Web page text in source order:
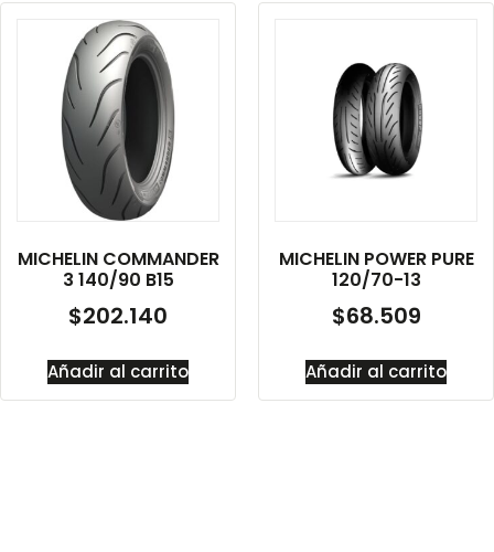
MICHELIN COMMANDER
3 140/90 B15
$202.140
Añadir al carrito
MICHELIN POWER PURE
120/70-13
$68.509
Añadir al carrito